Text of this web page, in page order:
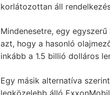
korlátozottan áll
Mindenesetre, egy
azt, hogy a hasonló
inkább a 1.5 billió dolláros
Egy másik alternatíva